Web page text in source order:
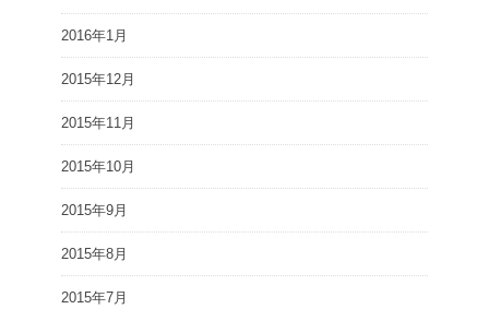
2016年1月
2015年12月
2015年11月
2015年10月
2015年9月
2015年8月
2015年7月